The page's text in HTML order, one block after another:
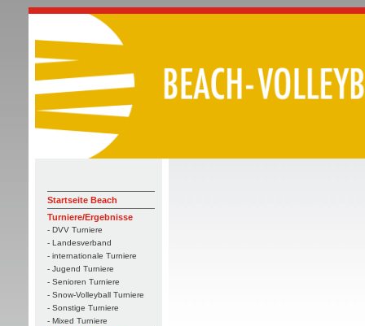
Startseite Beach
Turniere/Ergebnisse
- DVV Turniere
- Landesverband
- internationale Turniere
- Jugend Turniere
- Senioren Turniere
- Snow-Volleyball Turniere
- Sonstige Turniere
- Mixed Turniere